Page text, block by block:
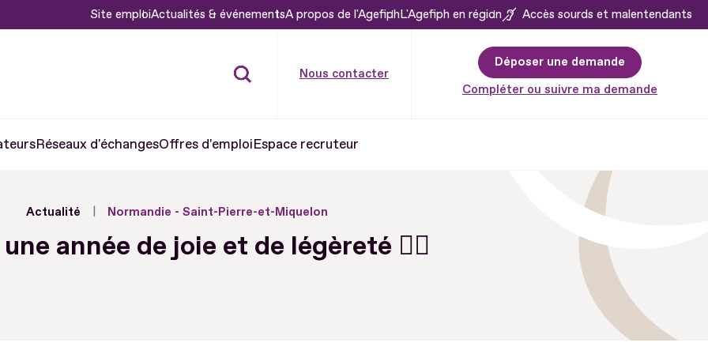
Site emploiActualités & événementsA propos de l'AgefiphL'Agefiph en région Accès sourds et malentendants
Nous contacter
Déposer une demande
Compléter ou suivre ma demande
Réseaux d'échangesOffres d'emploiEspace recruteur
Actualité Normandie - Saint-Pierre-et-Miquelon
année de joie et de légèreté 🤸‍♀️